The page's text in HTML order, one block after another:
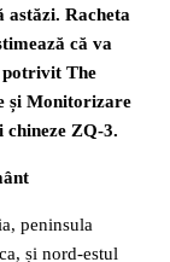
Racheta
că va
potrivit The
și Monitorizare
ZQ-3.
peninsula
și nord-estul